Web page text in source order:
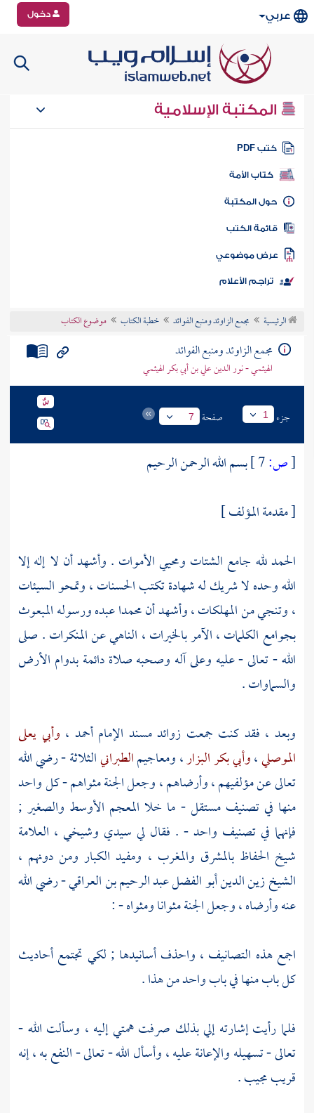
عربي دخول
المكتبة الإسلامية
كتب PDF
كتاب الأمة
المكتبة
الكتب
موضوعي
تراجم الأعلام
الرئيسية مجمع الزاوئد ومنبع الفوائد خطبة الكتاب موضوع الكتاب
مجمع الزاوئد ومنبع الفوائد
الهيثمي - نور الدين علي بن أبي بكر الهيثمي
جزء 1 صفحة 7
[ص:
بسم الله الرحمن الرحيم
[ مقدمة المؤلف ]
الحمد لله جامع الشتات ومحيي الأموات . وأشهد أن لا إله إلا
الله وحده لا شريك له شهادة تكتب الحسنات ، وتمحو السيئات
، وتنجي من المهلكات ، وأشهد أنمحمداعبده ورسوله المبعوث
بجوامع الكلمات ، الآمر بالخيرات ، الناهي عن المنكرات . صلى
الله - تعالى - عليه وعلى آله وصحبه صلاة دائمة بدوام الأرض
والسماوات .
وبعد ، فقد كنت جمعت زوائد مسند الإمامأحمد ، وأبي يعلى
الموصلي،وأبي بكر البزار، ومعاجيمالطبرانيالثلاثة - رضي الله
تعالى عن مؤلفيهم ، وأرضاهم ، وجعل الجنة مثواهم - كل واحد
منها في تصنيف مستقل - ما خلا المعجم الأوسط والصغير ;
فإنهما في تصنيف واحد - . فقال لي سيدي وشيخي ، العلامة
شيخ الحفاظ بالمشرق والمغرب ، ومفيد الكبار ومن دونهم ،
الشيخزين الدين أبو الفضل عبد الرحيم بن العراقي- رضي الله
عنه وأرضاه ، وجعل الجنة مثوانا ومثواه - :
اجمع هذه التصانيف ، واحذف أسانيدها ; لكي تجتمع أحاديث
كل باب منها في باب واحد من هذا .
فلما رأيت إشارته إلي بذلك صرفت همتي إليه ، وسألت الله -
تعالى - تسهيله والإعانة عليه ، وأسأل الله - تعالى - النفع به ، إنه
قريب مجيب .